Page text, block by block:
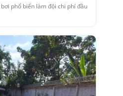
phổ biến làm đội chi phí đầu